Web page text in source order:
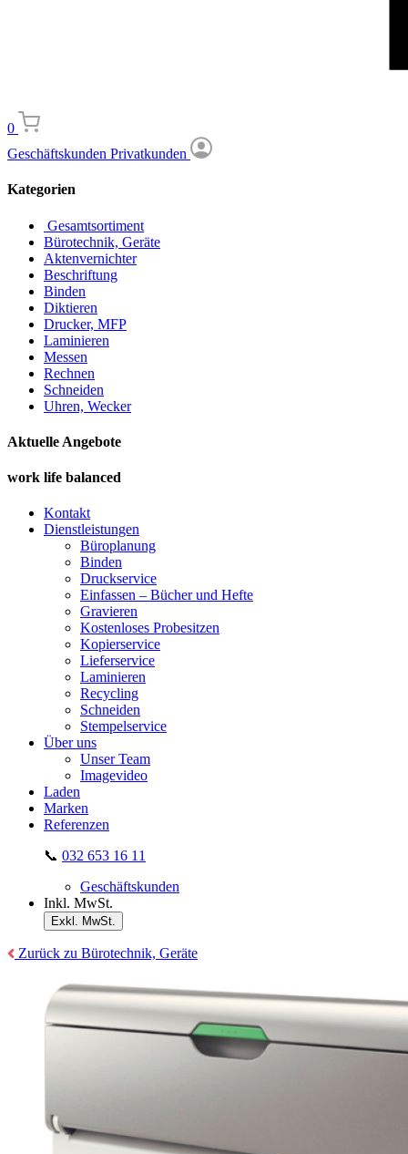
0
Geschäftskunden Privatkunden
Kategorien
Gesamtsortiment
Bürotechnik, Geräte
Aktenvernichter
Beschriftung
Binden
Diktieren
Drucker, MFP
Laminieren
Messen
Rechnen
Schneiden
Uhren, Wecker
Aktuelle Angebote
work life balanced
Kontakt
Dienstleistungen
Büroplanung
Binden
Druckservice
Einfassen – Bücher und Hefte
Gravieren
Kostenloses Probesitzen
Kopierservice
Lieferservice
Laminieren
Recycling
Schneiden
Stempelservice
Über uns
Unser Team
Imagevideo
Laden
Marken
Referenzen
📞 032 653 16 11
Geschäftskunden
Inkl. MwSt.
Exkl. MwSt.
Zurück zu Bürotechnik, Geräte